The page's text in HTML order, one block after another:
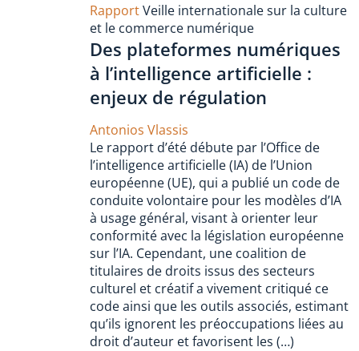
RapportVeille internationale sur la culture
et le commerce numérique
Des plateformes numériques
à l’intelligence artificielle :
enjeux de régulation
Antonios Vlassis
Le rapport d’été débute par l’Office de
l’intelligence artificielle (IA) de l’Union
européenne (UE), qui a publié un code de
conduite volontaire pour les modèles d’IA
à usage général, visant à orienter leur
conformité avec la législation européenne
sur l’IA. Cependant, une coalition de
titulaires de droits issus des secteurs
culturel et créatif a vivement critiqué ce
code ainsi que les outils associés, estimant
qu’ils ignorent les préoccupations liées au
droit d’auteur et favorisent les (…)